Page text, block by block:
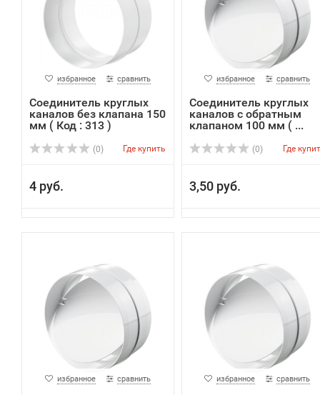
избранное сравнить
Соединитель круглых
каналов без клапана 150
мм ( Код : 313 )
(0) Где купить
4 руб.
избранное сравнить
Соединитель круглых
каналов с обратным
клапаном 100 мм ( ...
(0) Где
3,50 руб.
избранное сравнить избранное сравнить